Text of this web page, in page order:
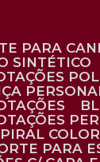
PARA
SINTÉTICO
PARA